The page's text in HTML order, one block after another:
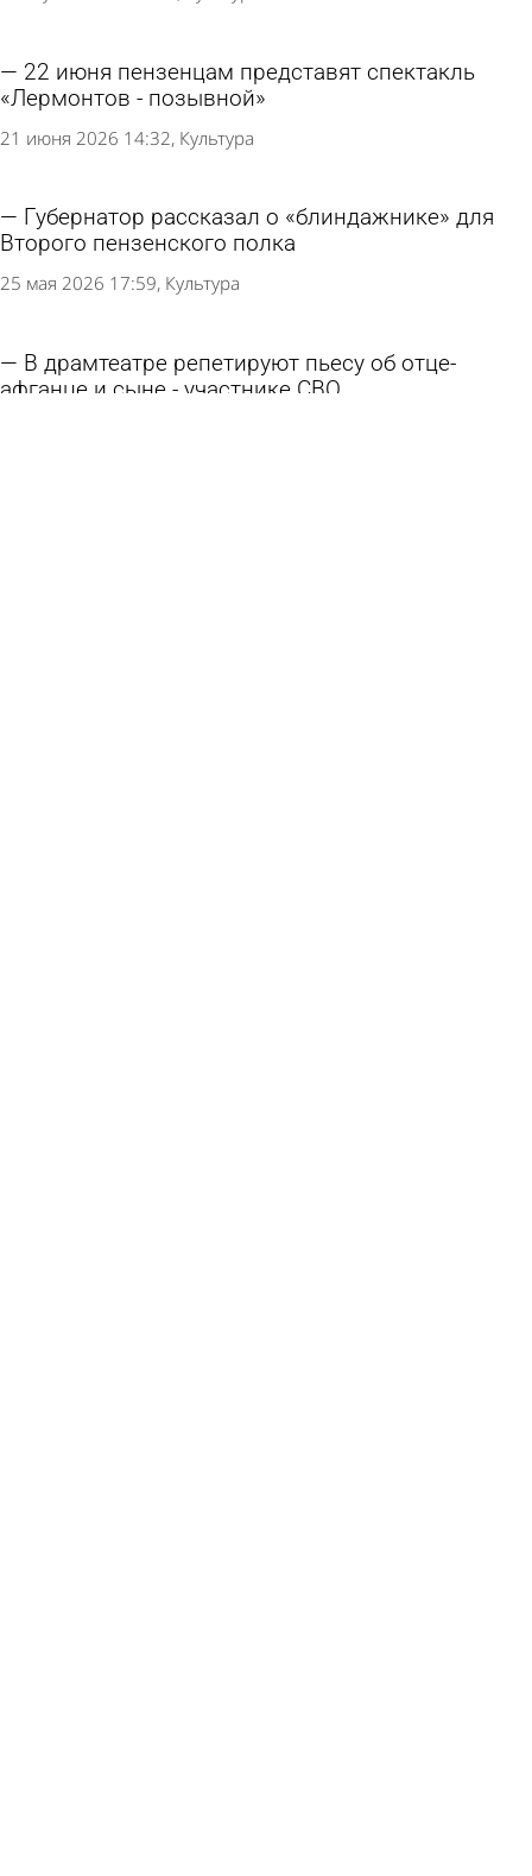
22 июня пензенцам представят спектакль
«Лермонтов - позывной»
21 июня 2026 14:32 Культура
Губернатор рассказал о «блиндажнике» для
Второго пензенского полка
25 мая 2026 17:59 Культура
В драмтеатре репетируют пьесу об отце-
афганце и сыне - участнике СВО